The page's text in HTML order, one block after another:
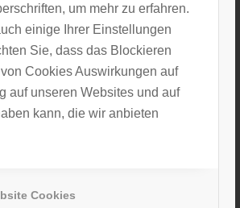
um mehr zu erfahren.
einige Ihrer Einstellungen
Sie, dass das Blockieren
Cookies Auswirkungen auf
auf unseren Websites und auf
kann, die wir anbieten
Cookies
inhaltliche Kontrolle der
ist jedoch ohne konkrete
Rechtsverletzung nicht
von
werden wir derartige Links